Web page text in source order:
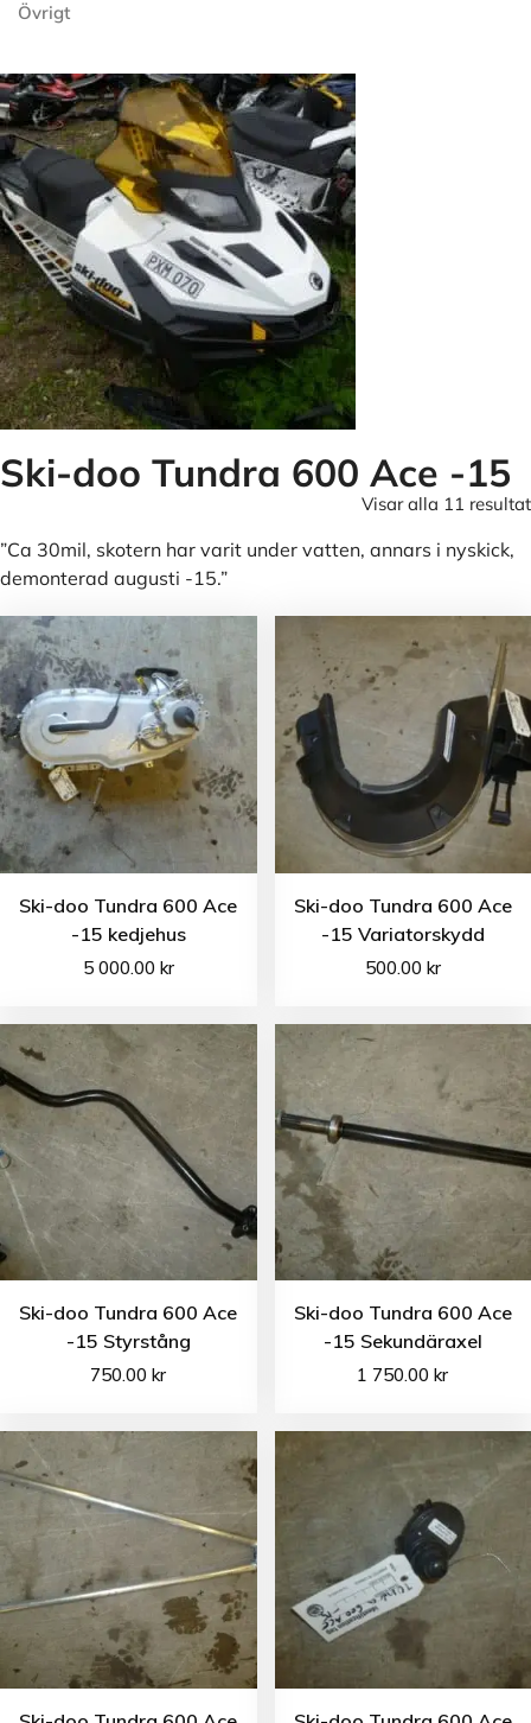
Övrigt
Ski-doo Tundra 600 Ace -15
Visar alla 11 resultat
”Ca 30mil, skotern har varit under vatten, annars i nyskick,
demonterad augusti -15.”
Ski-doo Tundra 600 Ace
-15 kedjehus
5 000.00 kr
Ski-doo Tundra 600 Ace
-15 Variatorskydd
500.00 kr
Ski-doo Tundra 600 Ace
-15 Styrstång
750.00kr
Ski-doo Tundra 600 Ace
-15 Sekundäraxel
1 750.00kr